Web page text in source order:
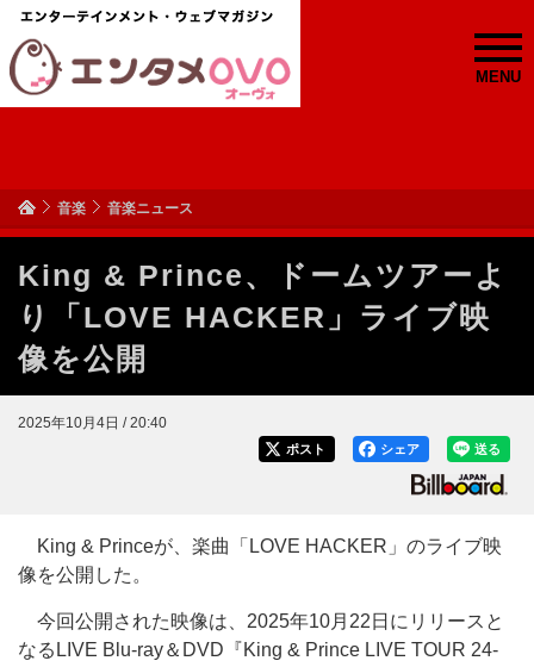
MENU
音楽 音楽ニュース
King & Prince、ドームツアーよ
り「LOVE HACKER」ライブ映
像を公開
2025年10月4日 / 20:40
送る
シェア
ポスト
King & Princeが、楽曲「LOVE HACKER」のライブ映
像を公開した。
今回公開された映像は、2025年10月22日にリリースと
なるLIVE Blu-ray＆DVD『King & Prince LIVE TOUR 24-